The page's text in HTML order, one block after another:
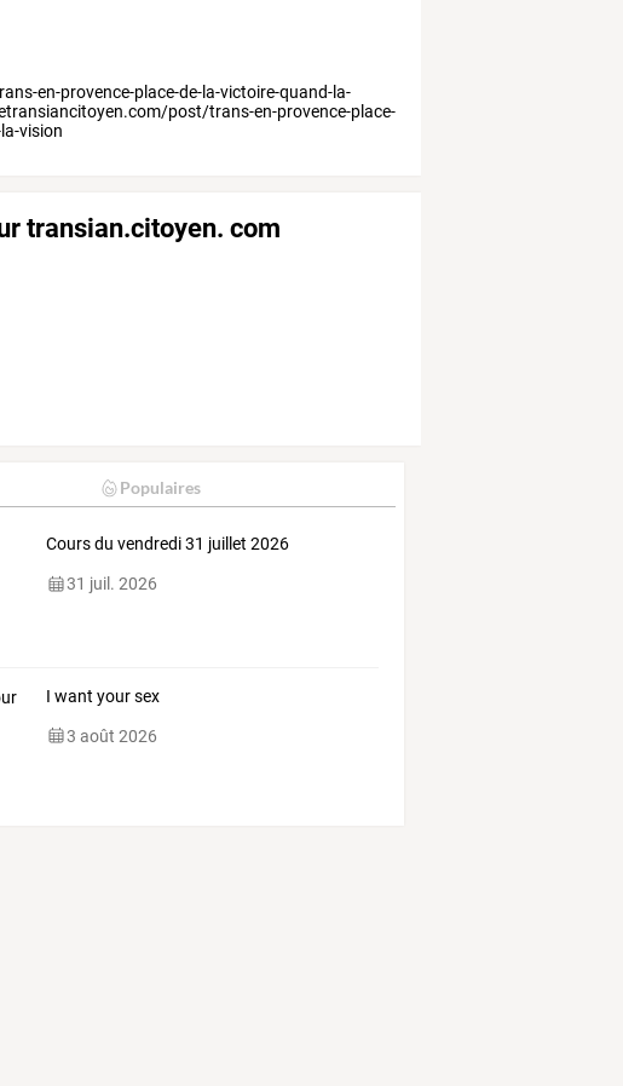
en-provence-place-de-la-victoire-quand-la-
post/trans-en-provence-place-
vision
transian.citoyen. com
Populaires
Cours du vendredi 31 juillet 2026
31 juil. 2026
I want your sex
3 août 2026